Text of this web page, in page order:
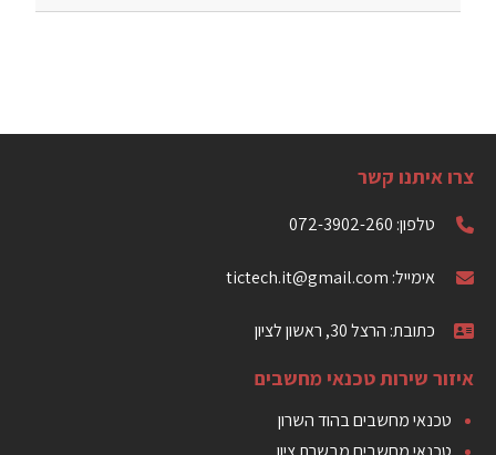
צרו איתנו קשר
טלפון: 072-3902-260
אימייל: tictech.it@gmail.com
כתובת: הרצל 30, ראשון לציון
איזור שירות טכנאי מחשבים
טכנאי מחשבים בהוד השרון